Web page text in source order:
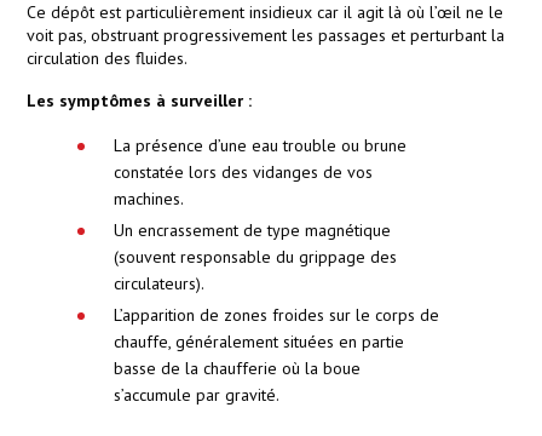
Ce dépôt est particulièrement insidieux car il agit là où l’œil ne le
voit pas, obstruant progressivement les passages et perturbant la
circulation des fluides.
Les symptômes à surveiller :
La présence d’une eau trouble ou brune
constatée lors des vidanges de vos
machines.
Un encrassement de type magnétique
(souvent responsable du grippage des
circulateurs).
L’apparition de zones froides sur le corps de
chauffe, généralement situées en partie
basse de la chaufferie où la boue
s’accumule par gravité.